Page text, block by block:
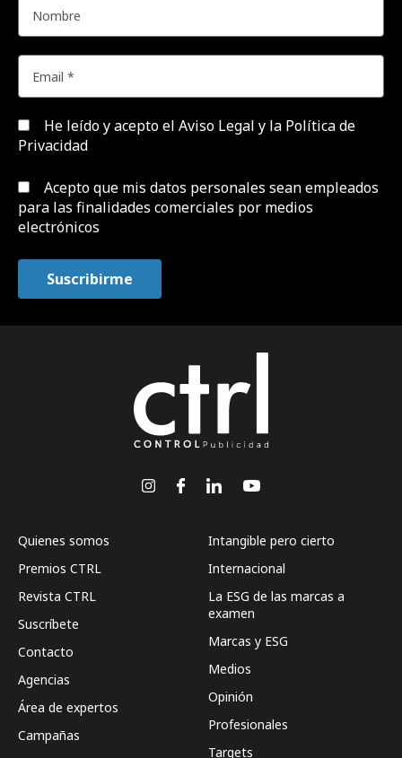
He leído y acepto el Aviso Legal y la Política de
Privacidad
Acepto que mis datos personales sean empleados
para las finalidades comerciales por medios
electrónicos
Quienes somos
Premios CTRL
Revista CTRL
Suscríbete
Contacto
Agencias
Área de expertos
Campañas
Intangible pero cierto
Internacional
La ESG de las marcas a
examen
Marcas y ESG
Medios
Opinión
Profesionales
Targets